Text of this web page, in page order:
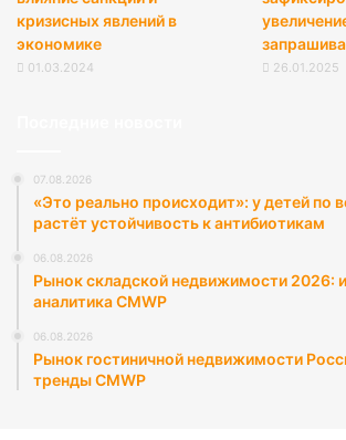
кризисных явлений в
экономике
01.03.2024 26.01.2025
07.08.2026
«Это реально происходит»: у детей по
растёт устойчивость к антибиотикам
06.08.2026
Рынок складской недвижимости 2026:
аналитика CMWP
06.08.2026
Рынок гостиничной недвижимости
тренды CMWP